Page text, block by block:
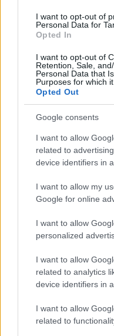
I want to opt-out of
Personal Data for
Opted In
I want to opt-out of
Retention, Sale,
Personal Data that
Purposes for which
Opted Out
Google consents
I want to allow
related to
device identifiers in
I want to allow my
Google for online
I want to allow
personalized
I want to allow
related to analytics
device identifiers in
I want to allow
related to
Végre visszatér Brad
Ashton Kutchert és
neves hírességet.
ki tetszik Nektek
Melyik sztár
múlt héten? ＃8
Visszatér a rovat,
hanyagoltunk. A
válaszotokat.
Kanye West, Jay-Z,
Russell Brand LA-
Meztelen
•2009. augusztus 20.
Egy új, a modellek
hamarosan
napvilágot az első